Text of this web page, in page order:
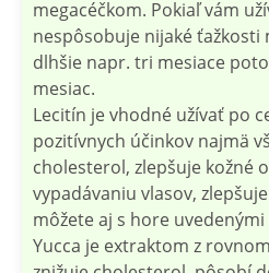
megacéčkom. Pokiaľ vám
nespôsobuje nijaké ťažkosti
dlhšie napr. tri mesiace
mesiac.
Lecitín je vhodné užívať po
pozitívnych účinkov najmä
cholesterol, zlepšuje kožné
vypadávaniu vlasov,
môžete aj s hore
Yucca je extraktom z